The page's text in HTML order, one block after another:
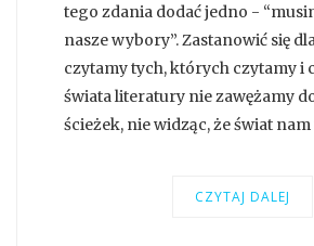
tego zdania dodać jedno -
nasze wybory”. Zastanowić się
czytamy tych, których czytamy i
świata literatury nie zawężamy
ścieżek, nie widząc, że świat nam
CZYTAJ DALEJ